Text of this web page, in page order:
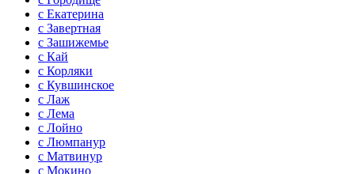
с Екатерина
с Завертная
с Зашижемье
с Кай
с Корляки
с Кувшинское
с Лаж
с Лема
с Лойно
с Люмпанур
с Матвинур
с Мокино